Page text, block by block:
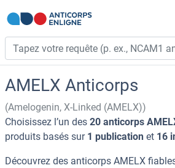
AMELX Anticorps
(Amelogenin, X-Linked (AMELX))
Choisissez l’un des 20 anticorps
produits basés sur 1 publication et 16
Découvrez des anticorps AMELX